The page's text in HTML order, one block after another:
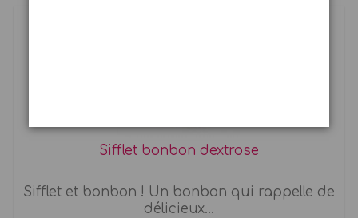
Sifflet bonbon dextrose
Sifflet et bonbon ! Un bonbon qui rappelle de
délicieux...